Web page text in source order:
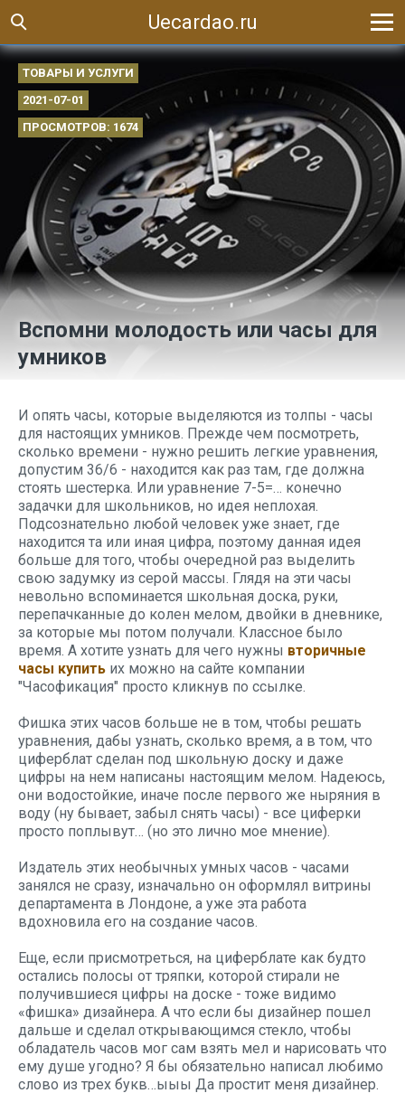
Uecardao.ru
ТОВАРЫ И УСЛУГИ
2021-07-01
ПРОСМОТРОВ: 1674
Вспомни молодость или часы для
умников
И опять часы, которые выделяются из толпы - часы
для настоящих умников. Прежде чем посмотреть,
сколько времени - нужно решить легкие уравнения,
допустим 36/6 - находится как раз там, где должна
стоять шестерка. Или уравнение 7-5=… конечно
задачки для школьников, но идея неплохая.
Подсознательно любой человек уже знает, где
находится та или иная цифра, поэтому данная идея
больше для того, чтобы очередной раз выделить
свою задумку из серой массы. Глядя на эти часы
невольно вспоминается школьная доска, руки,
перепачканные до колен мелом, двойки в дневнике,
за которые мы потом получали. Классное было
время. А хотите узнать для чего нужны вторичные
часы купить их можно на сайте компании
"Часофикация" просто кликнув по ссылке.
Фишка этих часов больше не в том, чтобы решать
уравнения, дабы узнать, сколько время, а в том, что
циферблат сделан под школьную доску и даже
цифры на нем написаны настоящим мелом. Надеюсь,
они водостойкие, иначе после первого же ныряния в
воду (ну бывает, забыл снять часы) - все циферки
просто поплывут… (но это лично мое мнение).
Издатель этих необычных умных часов - часами
занялся не сразу, изначально он оформлял витрины
департамента в Лондоне, а уже эта работа
вдохновила его на создание часов.
Еще, если присмотреться, на циферблате как будто
остались полосы от тряпки, которой стирали не
получившиеся цифры на доске - тоже видимо
«фишка» дизайнера. А что если бы дизайнер пошел
дальше и сделал открывающимся стекло, чтобы
обладатель часов мог сам взять мел и нарисовать что
ему душе угодно? Я бы обязательно написал любимо
слово из трех букв…ыыы Да простит меня дизайнер.